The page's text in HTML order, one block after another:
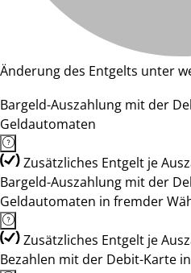
Änderung des Entgelts unter
Bargeld-Auszahlung mit der
Geldautomaten
Zusätzliches Entgelt je
Bargeld-Auszahlung mit der
Geldautomaten in fremder
Zusätzliches Entgelt je
Bezahlen mit der Debit-Karte